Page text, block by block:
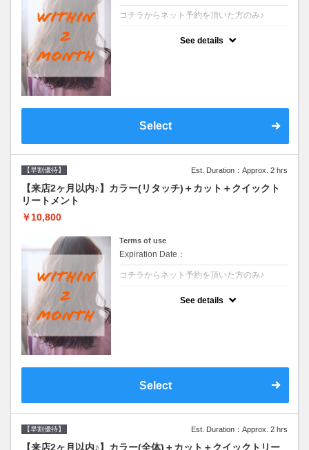
コチラからネット予約を頂いた方のみ♪
See details
Select
【早割優待】 Est. Duration：Approx. 2 hrs
【来店2ヶ月以内♪】カラー(リタッチ)＋カット＋クイックト
リートメント
￥10,800
Terms of use
Expiration Date：
コチラからネット予約を頂いた方のみ♪
See details
Select
【早割優待】 Est. Duration：Approx. 2 hrs
【来店2ヶ月以内♪】カラー(全体)＋カット＋クイックトリー